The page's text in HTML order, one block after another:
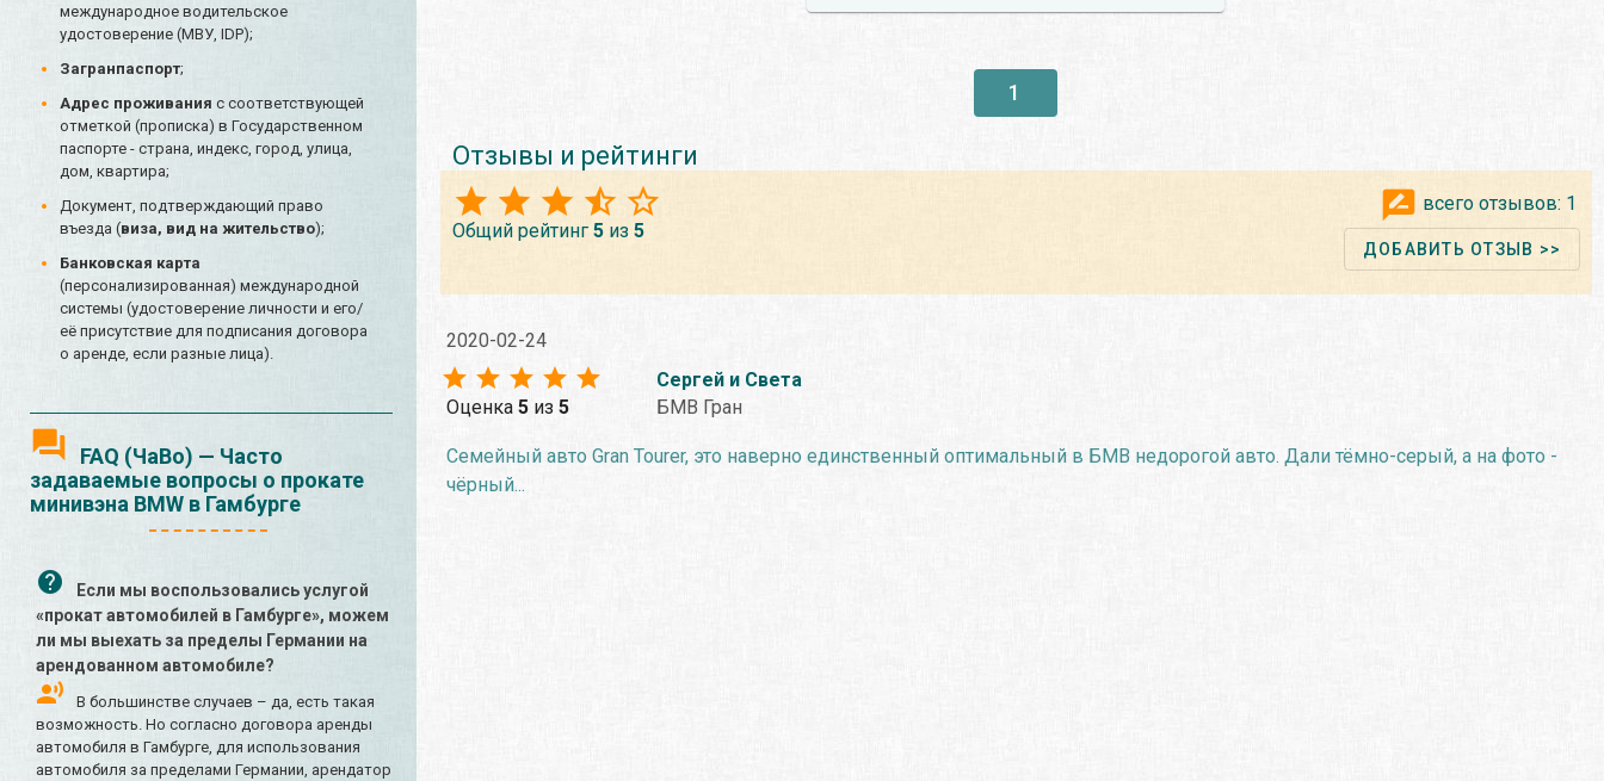
международное водительское
удостоверение (МВУ, IDP);
Загранпаспорт;
Адрес проживания с соответствующей
отметкой (прописка) в Государственном
паспорте - страна, индекс, город, улица,
дом, квартира;
Документ, подтверждающий право
въезда (виза, вид на жительство);
Банковская карта
(персонализированная) международной
системы (удостоверение личности и его/
её присутствие для подписания договора
о аренде, если разные лица).
FAQ (ЧаВо) — Часто
задаваемые вопросы о прокате
минивэна BMW в Гамбурге
Если мы воспользовались услугой
«прокат автомобилей в Гамбурге», можем
ли мы выехать за пределы Германии на
арендованном автомобиле?
В большинстве случаев – да, есть такая
возможность. Но согласно договора аренды
автомобиля в Гамбурге, для использования
автомобиля за пределами Германии, арендатор
1
Отзывы и рейтинги
Общий рейтинг 5из 5
всего отзывов: 1
ДОБАВИТЬ ОТЗЫВ >>
2020-02-24
Оценка 5из 5
Сергей и Света
БМВ Гран
Семейный авто Gran Tourer, это наверно единственный оптимальный в БМВ недорогой авто. Дали тёмно-серый, а на фото -
чёрный...